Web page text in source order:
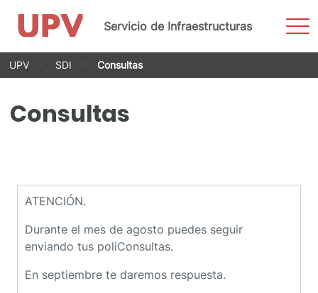
Saltar
Servicio de Infraestructuras
UPV SDI Consultas
Consultas